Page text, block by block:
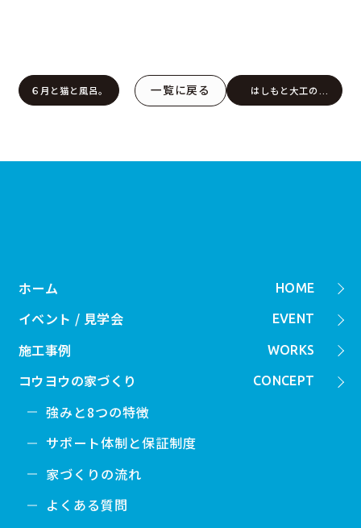
６月と猫と風呂。 一覧に戻る
はしもと大工の
DIY 室内物干し編
HOME
ホーム
EVENT
イベント / 見学会
WORKS
施工事例
CONCEPT
コウヨウの家づくり
強みと8つの特徴
サポート体制と保証制度
家づくりの流れ
よくある質問